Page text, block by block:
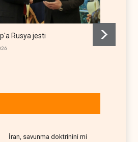
Rusya jesti
İran, savunma doktrinini mi